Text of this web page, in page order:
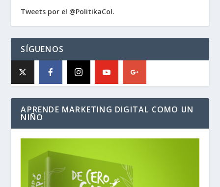
Tweets por el @PolitikaCol.
SÍGUENOS
APRENDE MARKETING DIGITAL COMO UN
NIÑO